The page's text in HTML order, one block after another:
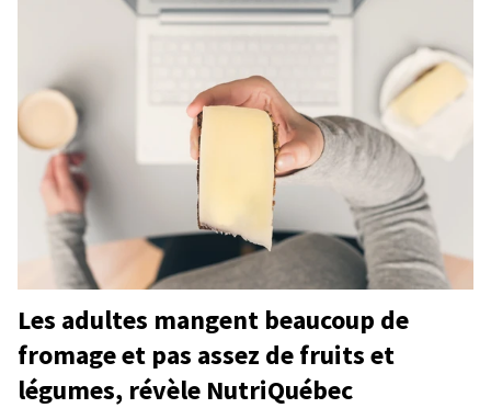
Les adultes mangent beaucoup de
fromage et pas assez de fruits et
légumes, révèle NutriQuébec